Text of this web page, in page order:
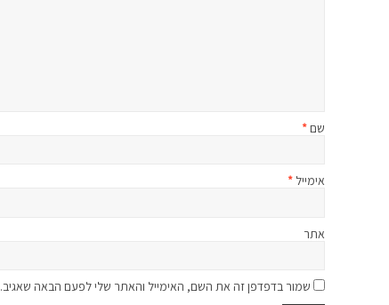
שם*
אימייל *
אתר
שמור בדפדפן זה את השם, האימייל והאתר שלי לפעם הבאה שאגיב.